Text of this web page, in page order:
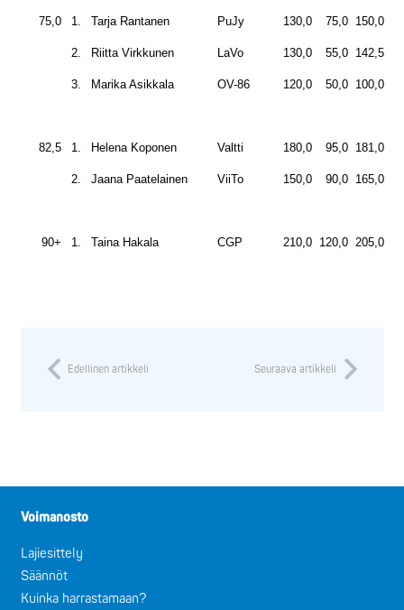
75,0 1. Tarja Rantanen PuJy 130,0 75,0 150,0
2. Riitta Virkkunen LaVo 130,0 55,0 142,5
3. Marika Asikkala OV-86 120,0 50,0 100,0
82,5 1. Helena Koponen Valtti 180,0 95,0 181,0
2. Jaana Paatelainen ViiTo 150,0 90,0 165,0
90+ 1. Taina Hakala CGP 210,0 120,0 205,0
Edellinen artikkeli Seuraava artikkeli
Voimanosto
Lajiesittely
Säännöt
Kuinka harrastamaan?